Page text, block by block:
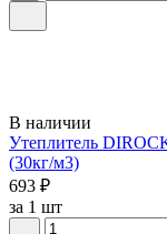
В наличии
Утеплитель
(30кг/м3)
693 ₽
за 1 шт